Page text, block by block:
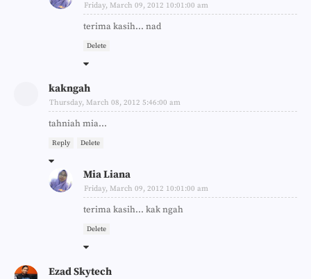
Friday, March 09, 2012 10:01:00 am
terima kasih... nad
Delete
kakngah
Thursday, March 08, 2012 5:46:00 am
tahniah mia...
Reply Delete
Mia Liana
Friday, March 09, 2012 10:01:00 am
terima kasih... kak ngah
Delete
Ezad Skytech